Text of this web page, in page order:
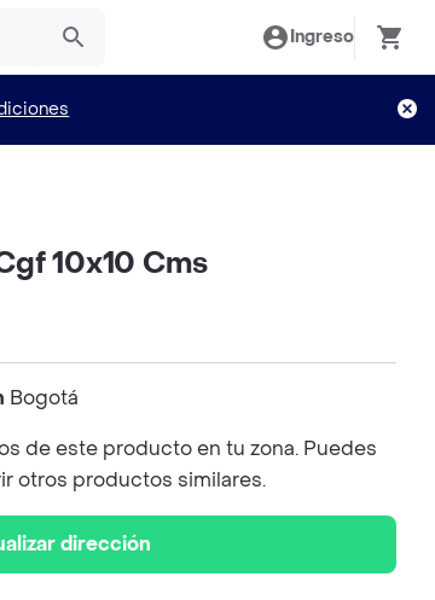
Ingreso
10x10 Cms
Bogotá
de este producto en tu zona. Puedes
otros productos similares.
dirección